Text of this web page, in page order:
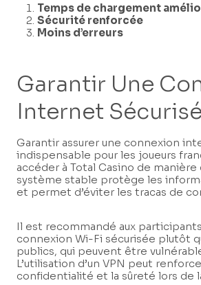
Temps de chargement
Sécurité renforcée
Moins d’erreurs
Garantir Une
Internet
Garantir assurer une connexion
indispensable pour les joueurs
accéder à Total Casino de
système stable protège les
et permet d’éviter les tracas de
Il est recommandé aux
connexion Wi-Fi sécurisée plutôt
publics, qui peuvent être
L’utilisation d’un VPN peut
confidentialité et la sûreté lors de